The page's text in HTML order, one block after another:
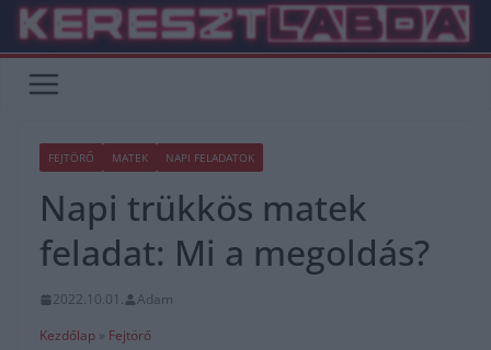
Skip
content
FEJTÖRŐ MATEK NAPI FELADATOK
Napi trükkös matek
feladat: Mi a megoldás?
2022.10.01.
Adam
Kezdőlap » Fejtörő